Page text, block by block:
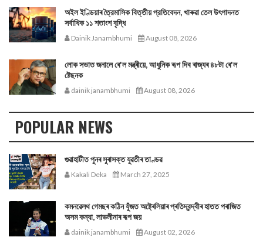
অইল ইণ্ডিয়াৰ ত্রৈমাসিক বিত্তীয় প্রতিবেদন, খাৰুৱা তেল উৎপাদনত
সর্বাধিক ১১ শতাংশ বৃদ্ধি
Dainik Janambhumi August 08, 2026
লোক সভাত জনালে ৰে'ল মন্ত্ৰীয়ে, আধুনিক ৰূপ দিব ৰাজ্যৰ ৪৮টা ৰে'ল
ষ্টেছনক
dainik janambhumi August 08, 2026
POPULAR NEWS
গুৱাহাটীত পুনৰ সুৰাসক্ত যুৱতীৰ তাণ্ডৱ
Kakali Deka March 27, 2025
কমনৱেলথ গেমছৰ কঠিন যুঁজত অষ্ট্ৰেলিয়াৰ প্ৰতিদ্বন্দ্বীৰ হাতত পৰাজিত
অসম কন্যা, লাভলীনাৰ ৰূপ জয়
dainik janambhumi August 02, 2026